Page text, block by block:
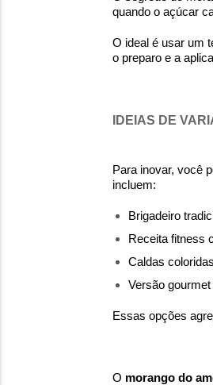
quando o açúcar
O ideal é usar um
o preparo e a
IDEIAS DE
Para inovar, você
incluem:
Brigadeiro
Receita fitness
Caldas
Versão
Essas opções
O morango do